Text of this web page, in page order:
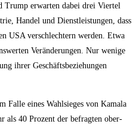
Trump erwar­ten dabei drei Vier­tel
Han­del und Dienst­leis­tun­gen, dass
USA ver­schlech­tern wer­den. Etwa
Ver­än­de­run­gen. Nur weni­ge
ihrer Geschäfts­be­zie­hun­gen
Fal­le eines Wahl­sie­ges von Kama­la
als 40 Pro­zent der befrag­ten ober­